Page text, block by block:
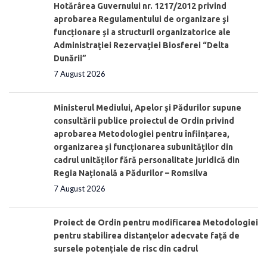
Hotărârea Guvernului nr. 1217/2012 privind
aprobarea Regulamentului de organizare şi
funcționare și a structurii organizatorice ale
Administraţiei Rezervaţiei Biosferei “Delta
Dunării”
7 August 2026
Ministerul Mediului, Apelor și Pădurilor supune
consultării publice proiectul de Ordin privind
aprobarea Metodologiei pentru înființarea,
organizarea și funcționarea subunităților din
cadrul unităților fără personalitate juridică din
Regia Națională a Pădurilor – Romsilva
7 August 2026
Proiect de Ordin pentru modificarea Metodologiei
pentru stabilirea distanţelor adecvate față de
sursele potențiale de risc din cadrul